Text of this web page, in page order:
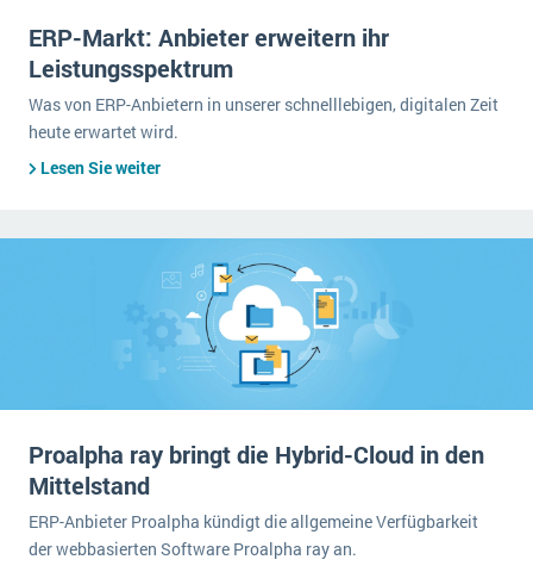
ERP-Markt: Anbieter erweitern ihr
Leistungsspektrum
Was von ERP-Anbietern in unserer schnelllebigen, digitalen Zeit
heute erwartet wird.
Lesen Sie weiter
Proalpha ray bringt die Hybrid-Cloud in den
Mittelstand
ERP-Anbieter Proalpha kündigt die allgemeine Verfügbarkeit
der webbasierten Software Proalpha ray an.